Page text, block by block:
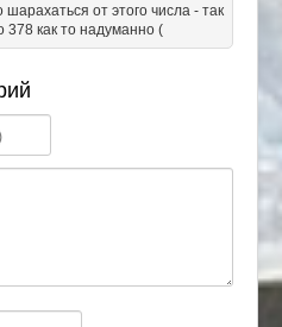
от этого числа - так
378 как то надуманно (